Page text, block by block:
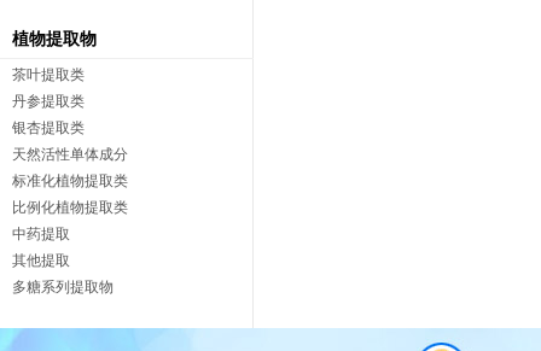
植物提取物
茶叶提取类
丹参提取类
银杏提取类
天然活性单体成分
标准化植物提取类
比例化植物提取类
中药提取
其他提取
多糖系列提取物